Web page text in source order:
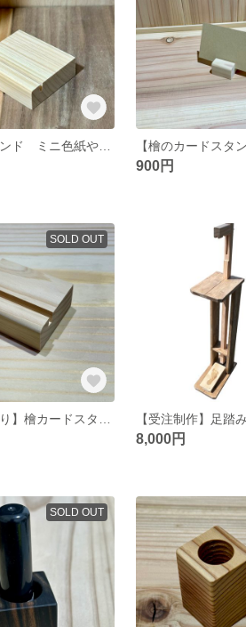
カードスタンド ミニ色紙や短冊用
900円
SOLD OUT
8,000円
SOLD OUT